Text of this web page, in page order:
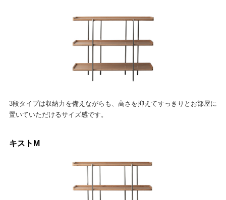
3段タイプは収納力を備えながらも、高さを抑えてすっきりとお部屋に
置いていただけるサイズ感です。
キストM